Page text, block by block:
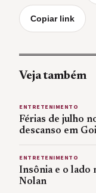
Copiar link
Veja também
ENTRETENIMENTO
Férias de julho
descanso em
ENTRETENIMENTO
Insônia e o lado
Nolan